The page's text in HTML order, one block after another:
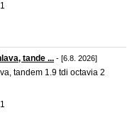
tande ... - [6.8. 2026]
tandem 1.9 tdi octavia 2